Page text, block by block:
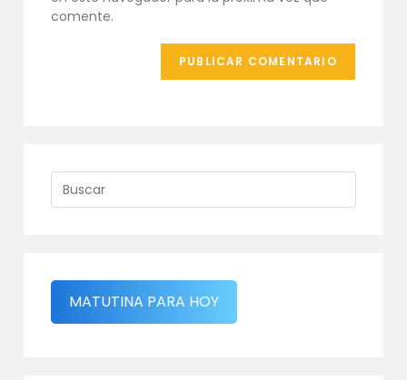
(opcional)
comente.
MATUTINA PARA HOY